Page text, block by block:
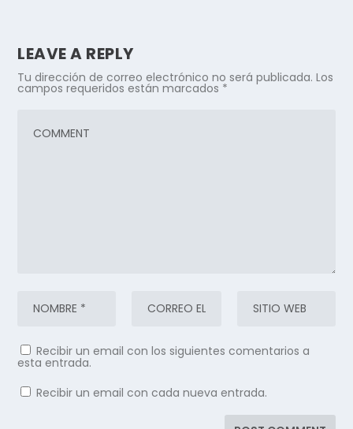
LEAVE A REPLY
Tu dirección de correo electrónico no será publicada. Los
campos requeridos están marcados *
Recibir un email con los siguientes comentarios a
esta entrada.
Recibir un email con cada nueva entrada.